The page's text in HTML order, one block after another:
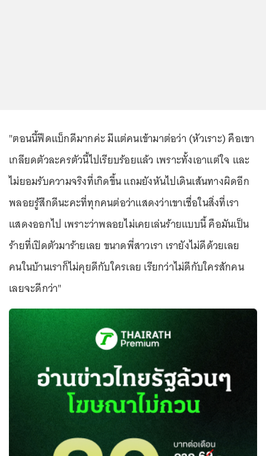
"ตอนนี้ฟีดแบ็กดีมากค่ะ มีแต่คนเข้ามาต่อว่า (หัวเราะ) คือเขา
เกลียดตัวละครตัวนี้ไปเรียบร้อยแล้ว เพราะทั้งเอาแต่ใจ และ
ไม่ยอมรับความจริงที่เกิดขึ้น แถมยังหันไปเดินเส้นทางผิดอีก
พลอยรู้สึกดีนะคะที่ทุกคนต่อว่าแสดงว่าเขาเชื่อในสิ่งที่เรา
แสดงออกไป เพราะว่าพลอยไม่เคยเล่นร้ายแบบนี้ คือมันเป็น
ร้ายที่เปิดตัวมาร้ายเลย ขนาดพี่สาวเรา เรายังไม่ดีด้วยเลย
คนในบ้านเราก็ไม่คุยดีกับใครเลย เรียกว่าไม่ดีกับใครสักคน
เลยจะดีกว่า"